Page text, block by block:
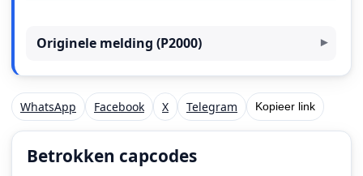
Originele melding (P2000)
WhatsApp Facebook X Telegram Kopieer link
Betrokken capcodes